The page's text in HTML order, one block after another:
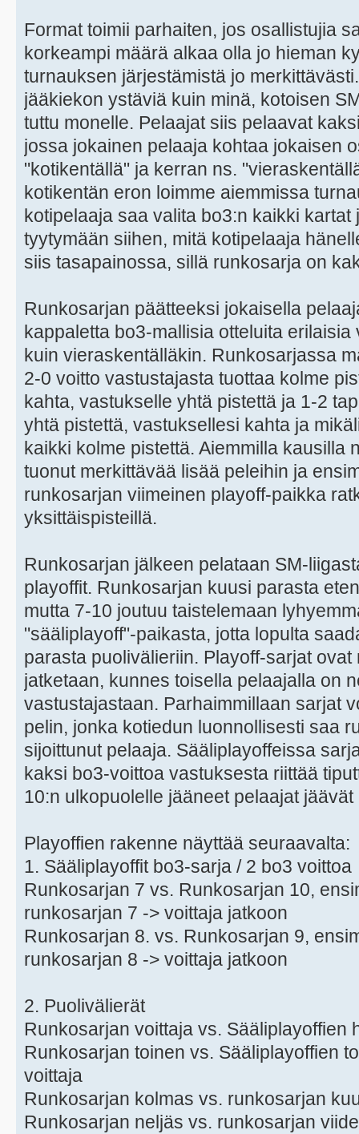
Format toimii parhaiten, jos osallistujia
korkeampi määrä alkaa olla jo hieman
turnauksen järjestämistä jo
jääkiekon ystäviä kuin minä, kotoisen
tuttu monelle. Pelaajat siis pelaavat
jossa jokainen pelaaja kohtaa jokaisen
"kotikentällä" ja kerran ns.
kotikentän eron loimme aiemmissa
kotipelaaja saa valita bo3:n kaikki
tyytymään siihen, mitä kotipelaaja
siis tasapainossa, sillä runkosarja on
Runkosarjan päätteeksi jokaisella
kappaletta bo3-mallisia otteluita
kuin vieraskentälläkin. Runkosarjassa
2-0 voitto vastustajasta tuottaa kolme
kahta, vastukselle yhtä pistettä ja 1-2
yhtä pistettä, vastuksellesi kahta ja
kaikki kolme pistettä. Aiemmilla kausilla
tuonut merkittävää lisää peleihin ja
runkosarjan viimeinen playoff-paikka
yksittäispisteillä.
Runkosarjan jälkeen pelataan SM-
playoffit. Runkosarjan kuusi parasta
mutta 7-10 joutuu taistelemaan
"sääliplayoff"-paikasta, jotta lopulta
parasta puolivälieriin. Playoff-sarjat
jatketaan, kunnes toisella pelaajalla on
vastustajastaan. Parhaimmillaan sarjat
pelin, jonka kotiedun luonnollisesti saa
sijoittunut pelaaja. Sääliplayoffeissa
kaksi bo3-voittoa vastuksesta riittää
10:n ulkopuolelle jääneet pelaajat
Playoffien rakenne näyttää seuraavalta:
1. Sääliplayoffit bo3-sarja / 2 bo3 voittoa
Runkosarjan 7 vs. Runkosarjan 10,
runkosarjan 7 -> voittaja jatkoon
Runkosarjan 8. vs. Runkosarjan 9,
runkosarjan 8 -> voittaja jatkoon
2. Puolivälierät
Runkosarjan voittaja vs. Sääliplayoffien
Runkosarjan toinen vs. Sääliplayoffien
voittaja
Runkosarjan kolmas vs. runkosarjan
Runkosarjan neljäs vs. runkosarjan